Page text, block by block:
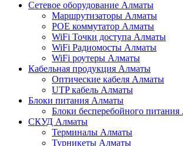
Сетевое оборудование Алматы
Маршрутизаторы Алматы
POE коммутатор Алматы
WiFi Точки доступа Алматы
WiFi Радиомосты Алматы
WiFi роутеры Алматы
Кабельная продукция Алматы
Оптические кабеля Алматы
UTP кабель Алматы
Блоки питания Алматы
Блоки бесперебойного
СКУД Алматы
Терминалы Алматы
Турникеты Алматы